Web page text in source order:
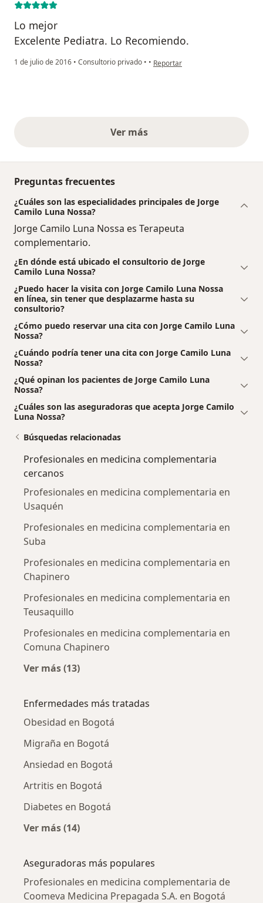
Lo mejor
Excelente Pediatra. Lo Recomiendo.
1 de julio de 2016 • Consultorio privado • • en opinión del usuario anónimo
Reportar
Ver másopiniones anteriores
Preguntas frecuentes
¿Cuáles son las especialidades principales de Jorge
Camilo Luna Nossa?
Jorge Camilo Luna Nossa es Terapeuta
complementario.
¿En dónde está ubicado el consultorio de Jorge
Camilo Luna Nossa?
¿Puedo hacer la visita con Jorge Camilo Luna Nossa
en línea, sin tener que desplazarme hasta su
consultorio?
¿Cómo puedo reservar una cita con Jorge Camilo Luna
Nossa?
¿Cuándo podría tener una cita con Jorge Camilo Luna
Nossa?
¿Qué opinan los pacientes de Jorge Camilo Luna
Nossa?
¿Cuáles son las aseguradoras que acepta Jorge Camilo
Luna Nossa?
Búsquedas relacionadas
Profesionales en medicina complementaria
cercanos
Profesionales en medicina complementaria en
Usaquén
Profesionales en medicina complementaria en
Suba
Profesionales en medicina complementaria en
Chapinero
Profesionales en medicina complementaria en
Teusaquillo
Profesionales en medicina complementaria en
Comuna Chapinero
Ver más (13)
Enfermedades más tratadas
Obesidad en Bogotá
Migraña en Bogotá
Ansiedad en Bogotá
Artritis en Bogotá
Diabetes en Bogotá
Ver más (14)
Aseguradoras más populares
Profesionales en medicina complementaria de
Coomeva Medicina Prepagada S.A. en Bogotá